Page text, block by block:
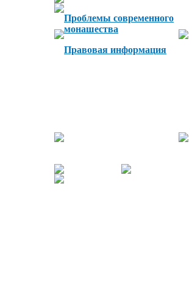
Проблемы современного
монашества
Правовая информация